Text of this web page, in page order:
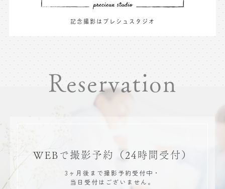
記念撮影はプレシュスタジオ
Reservation
WEBで撮影予約 （24時間受付）
3ヶ月後まで撮影予約受付中・
当日受付はございません。